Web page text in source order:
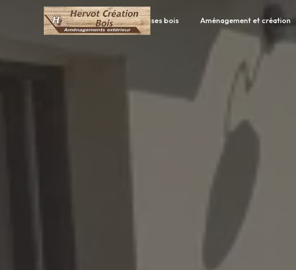
Accueil Terrasses bois Aménagement et création
Panneau de gestion des cookies